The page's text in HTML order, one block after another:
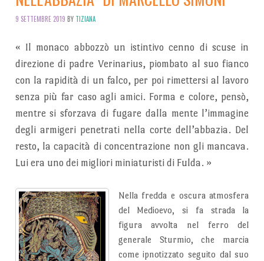
9 SETTEMBRE 2019 BY TIZIANA
« Il monaco abbozzò un istintivo cenno di scuse in
direzione di padre Verinarius, piombato al suo fianco
con la rapidità di un falco, per poi rimettersi al lavoro
senza più far caso agli amici. Forma e colore, pensò,
mentre si sforzava di fugare dalla mente l’immagine
degli armigeri penetrati nellacorte dell’abbazia. Del
resto, la capacità di concentrazione non gli mancava.
Lui era uno dei migliori miniaturisti di Fulda. »
Nella fredda e oscura atmosfera
del Medioevo, si fa strada la
figura avvolta nel ferro del
generale Sturmio, che marcia
come ipnotizzato seguito dal suo